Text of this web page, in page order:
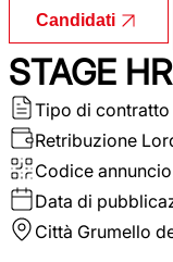
Candidati
STAGE
Tipo di contratto
Retribuzione
Codice annuncio
Data di
Città Grumello